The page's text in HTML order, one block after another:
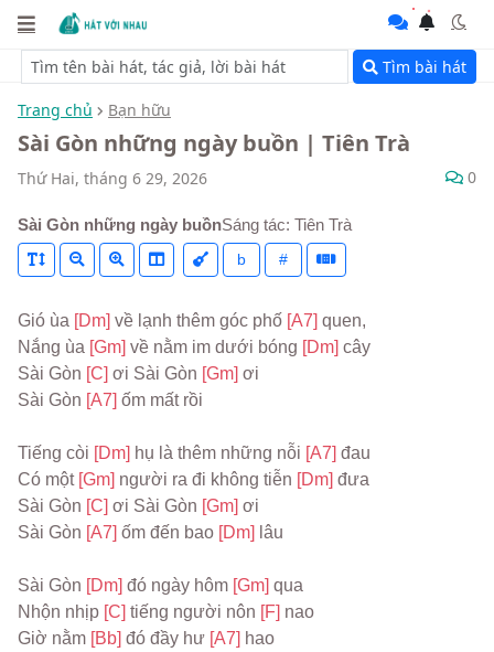
Tìm bài hát
Trang chủ Bạn hữu
Sài Gòn những ngày buồn | Tiên Trà
Thứ Hai, tháng 6 29, 2026 0
Sài Gòn những ngày buồnSáng tác: Tiên Trà
b #
Gió ùa [Dm] về lạnh thêm góc phố [A7] quen,
Nắng ùa [Gm] về nằm im dưới bóng [Dm] cây
Sài Gòn [C] ơi Sài Gòn [Gm] ơi
Sài Gòn [A7] ốm mất rồi
Tiếng còi [Dm] hụ là thêm những nỗi [A7] đau
Có một [Gm] người ra đi không tiễn [Dm] đưa
Sài Gòn [C] ơi Sài Gòn [Gm] ơi
Sài Gòn [A7] ốm đến bao [Dm] lâu
Sài Gòn [Dm] đó ngày hôm [Gm] qua
Nhộn nhịp [C] tiếng người nôn [F] nao
Giờ nằm [Bb] đó đầy hư [A7] hao